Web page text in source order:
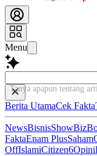
Menu
Tanya apapun tentang
Berita UtamaCek Fakta
NewsBisnisShowBiz
FaktaEnam PlusSaham
OffIslamiCitizen6Opini